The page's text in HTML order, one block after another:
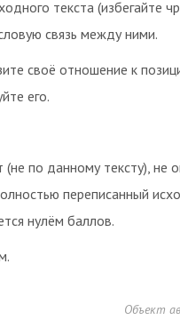
текста (избегайте
связь между ними.
своё отношение к
его.
по данному тексту), не
переписанный
нулём баллов.
Объект